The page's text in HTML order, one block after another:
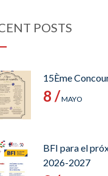
POSTS
15Ème
8 /MAYO
BFI para el
2026-2027